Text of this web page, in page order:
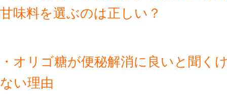
甘味料を選ぶのは正しい？
・オリゴ糖が便秘解消に良いと聞く
ない理由